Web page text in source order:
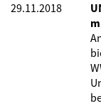
29.11.2018